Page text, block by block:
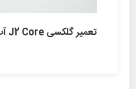
تعمیر گلکسی J2 Core آب خورده